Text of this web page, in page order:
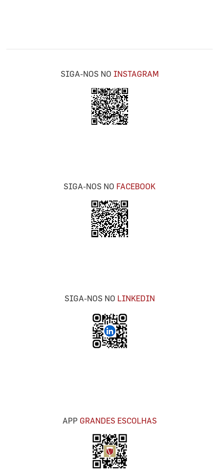
SIGA-NOS NO INSTAGRAM
SIGA-NOS NO FACEBOOK
SIGA-NOS NO LINKEDIN
APP GRANDES ESCOLHAS